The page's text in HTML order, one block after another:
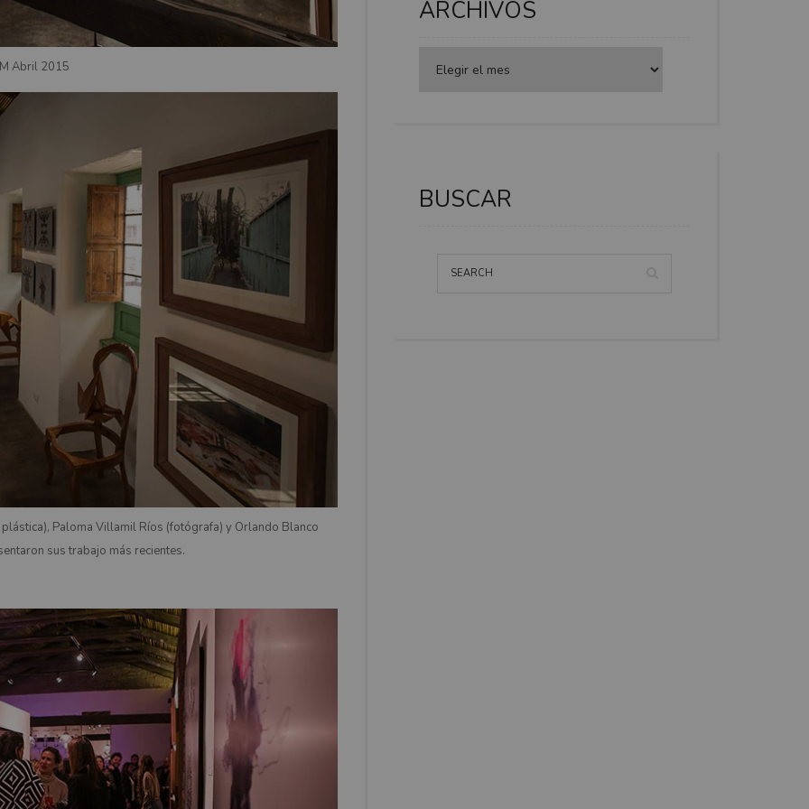
Abril 2015
Paloma Villamil Ríos (fotógrafa) y Orlando Blanco
sus trabajo más recientes.
ARCHIVOS
BUSCAR